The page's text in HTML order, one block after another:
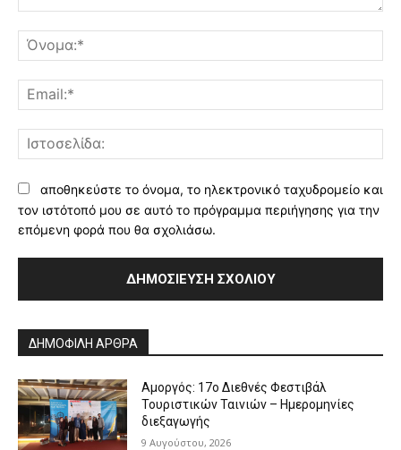
αποθηκεύστε το όνομα, το ηλεκτρονικό ταχυδρομείο και
τον ιστότοπό μου σε αυτό το πρόγραμμα περιήγησης για την
επόμενη φορά που θα σχολιάσω.
ΔΗΜΟΦΙΛΗ ΑΡΘΡΑ
Αμοργός: 17ο Διεθνές Φεστιβάλ
Τουριστικών Ταινιών – Ημερομηνίες
διεξαγωγής
9 Αυγούστου, 2026